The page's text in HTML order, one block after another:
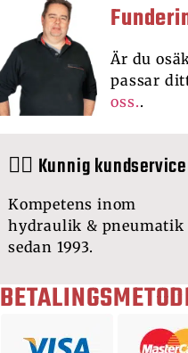
Är du
passar
oss..
🙋‍♂️ Kunnig kundservice
Kompetens inom
hydraulik & pneumatik
sedan 1993.